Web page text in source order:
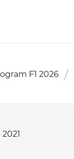
F1 2026